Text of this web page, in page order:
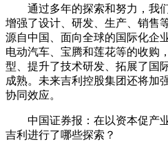
通过多年的探索和努力，我
增强了设计、研发、生产、销售
源自中国、面向全球的国际化企
电动汽车、宝腾和莲花等的收购
型、提升了技术研发、拓展了国
成熟。未来吉利控股集团还将加
协同效应。
中国证券报：在以资本促产
吉利进行了哪些探索？